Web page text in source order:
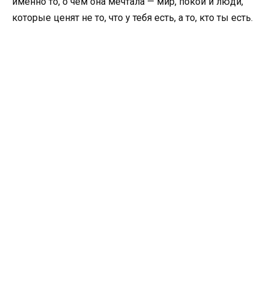
которые ценят не то, что у тебя есть, а то, кто ты есть.